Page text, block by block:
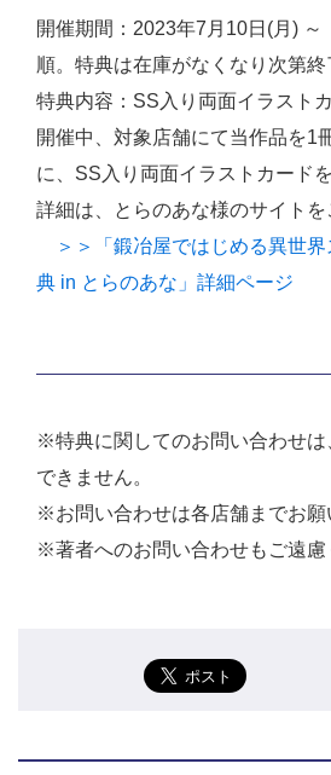
開催期間：2023年7月10日(月)
順。特典は在庫がなくなり次第終
特典内容：SS入り両面イラスト
開催中、対象店舗にて当作品を1
に、SS入り両面イラストカード
詳細は、とらのあな様のサイトを
＞＞「鍛冶屋ではじめる異世界
典 in とらのあな」詳細ページ
※特典に関してのお問い合わせは
できません。
※お問い合わせは各店舗までお願
※著者へのお問い合わせもご遠慮